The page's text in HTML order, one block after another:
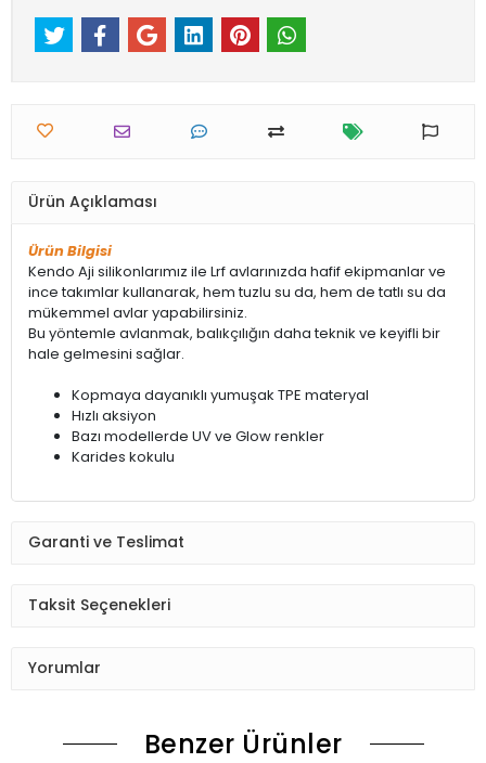
Ürün Açıklaması
Ürün Bilgisi
Kendo Aji silikonlarımız ile Lrf avlarınızda hafif ekipmanlar ve
ince takımlar kullanarak, hem tuzlu su da, hem de tatlı su da
mükemmel avlar yapabilirsiniz.
Bu yöntemle avlanmak, balıkçılığın daha teknik ve keyifli bir
hale gelmesini sağlar.
Kopmaya dayanıklı yumuşak TPE materyal
Hızlı aksiyon
Bazı modellerde UV ve Glow renkler
Karides kokulu
Garanti ve Teslimat
Taksit Seçenekleri
Yorumlar
Benzer Ürünler